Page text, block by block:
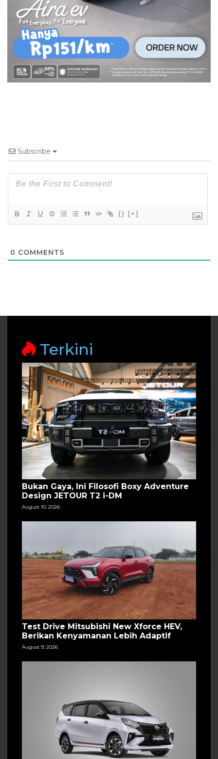
Subscribe
{} [+]
0 COMMENTS
Terkini
Bukan Gaya, Ini Filosofi Boxy Adventure
Design JETOUR T2 i-DM
August 10, 2026
Test Drive Mitsubishi New Xforce HEV,
Berikan Kenyamanan Lebih Adaptif
August 9, 2026